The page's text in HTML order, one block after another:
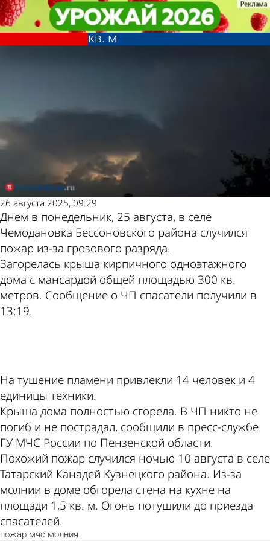
В Чемодановке из-за молнии
вспыхнул дом площадью 300
кв. м
Происшествия
26 августа 2025, 09:29
Днем в понедельник, 25 августа, в селе
Чемодановка Бессоновского района случился
пожар из-за грозового разряда.
Загорелась крыша кирпичного одноэтажного
дома с мансардой общей площадью 300 кв.
метров. Сообщение о ЧП спасатели получили в
13:19.
На тушение пламени привлекли 14 человек и 4
единицы техники.
Крыша дома полностью сгорела. В ЧП никто не
погиб и не пострадал, сообщили в пресс-службе
ГУ МЧС России по Пензенской области.
Похожий пожар случился ночью 10 августа в селе
Татарский Канадей Кузнецкого района. Из-за
молнии в доме обгорела стена на кухне на
площади 1,5 кв. м. Огонь потушили до приезда
спасателей.
пожар мчс молния
В Чемодановке из-за молнии
вспыхнул дом площадью 300
кв. м
Происшествия
Другие новости по
теме
Погода и курсы
валют в Пензе